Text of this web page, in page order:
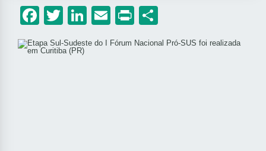
Facebook
Twitter
LinkedIn
Email
Print